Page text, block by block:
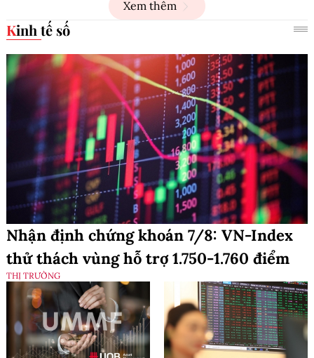
Xem thêm
Kinh tế số
Nhận định chứng khoán 7/8: VN-Index
thử thách vùng hỗ trợ 1.750-1.760 điểm
THỊ TRƯỜNG